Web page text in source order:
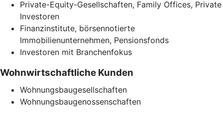
Private-Equity-Gesellschaften, Family Offices, Private
Investoren
Finanzinstitute, börsennotierte
Immobilienunternehmen, Pensionsfonds
Investoren mit Branchenfokus
Wohnwirtschaftliche Kunden
Wohnungsbaugesellschaften
Wohnungsbaugenossenschaften